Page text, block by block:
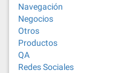
Navegación
Negocios
Otros
Productos
QA
Redes Sociales